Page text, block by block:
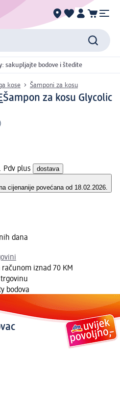
sakupljajte bodove i štedite
kose Šamponi za kosu
Šampon za kosu Glycolic
Pdv plus dostava
cijenanije povećana od 18.02.2026.
dana
iznad 70 KM
bodova